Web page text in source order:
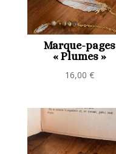
Marque-pages
« Plumes »
16,00 €